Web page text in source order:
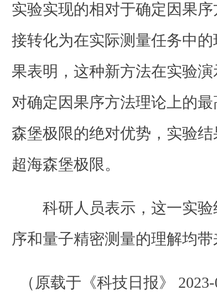
实验实现的相对于确定因果
接转化为在实际测量任务中
果表明，这种新方法在实验
对确定因果序方法理论上的
森堡极限的绝对优势，实验
超海森堡极限。
科研人员表示，这一实验
序和量子精密测量的理解均
（原载于《科技日报》